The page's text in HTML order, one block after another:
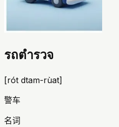
รถตำรวจ
[rót dtam-rùat]
警车
名词